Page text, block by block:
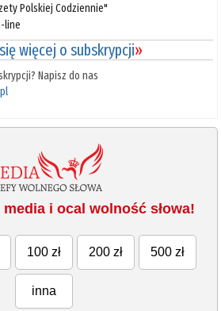
Polskiej Codziennie"
line
więcej o subskrypcji»
Napisz do nas
i ocal wolność słowa!
100 zł 200 zł 500 zł
inna